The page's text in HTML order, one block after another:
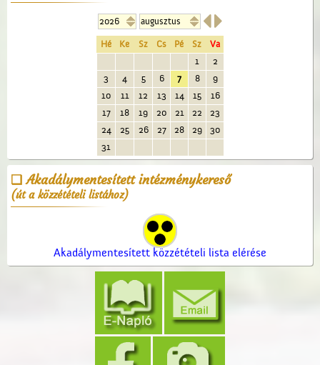

Hé Ke Sz Cs Pé Sz
Va
1
2
3
4 5 6 7 8
9
10
11 12 13 14 15
16
17
18 19 20 21 22
23
24
25 26 27 28 29
30
31
Akadálymentesített intézménykereső
(út a közzétételi listához)
Akadálymentesített közzétételi lista elérése